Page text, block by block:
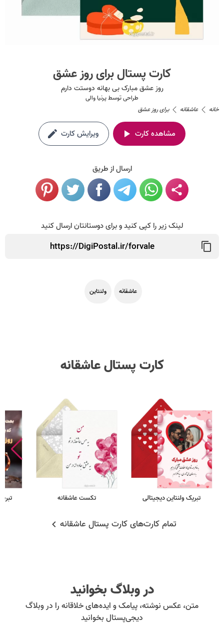
کارت پستال برای روز عشق
روز عشق مبارک بی بهانه دوستت دارم
طراحی توسطپرنیا والی
خانه
عاشقانه برای روز عشق
مشاهده کارت ویرایش کارت
ارسال از طریق
لینک زیر را کپی کنید و برای دوستانتان ارسال کنید
عاشقانه ولنتاین
کارت پستال عاشقانه
تبریک ولنتاین دیجیتالی تکست عاشقانه
تمام کارت‌های کارت پستال عاشقانه
در وبلاگ بخوانید
متن، عکس نوشته، پیامک و ایده‌های خلاقانه را در وبلاگ
دیجی‌پستال بخوانید